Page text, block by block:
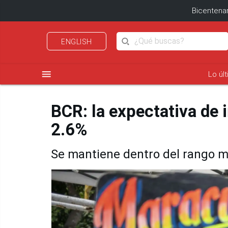
ENGLISH
menu Lo
BCR: la expectativa
2.6%
Se mantiene dentro del rango